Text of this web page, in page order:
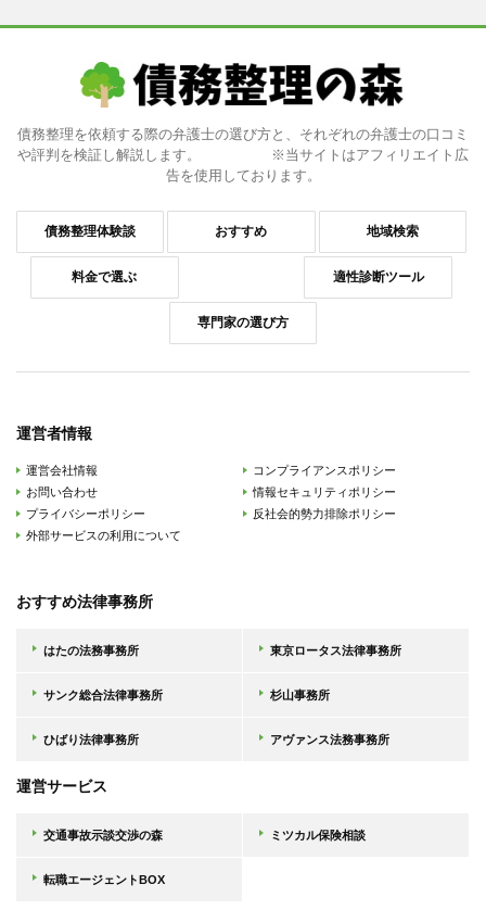
債務整理を依頼する際の弁護士の選び方と、それぞれの弁護士の口コミ
や評判を検証し解説します。 ※当サイトはアフィリエイト広
告を使用しております。
債務整理体験談 おすすめ 地域検索
料金で選ぶ 適性診断ツール
専門家の選び方
運営者情報
運営会社情報
お問い合わせ
プライバシーポリシー
外部サービスの利用について
コンプライアンスポリシー
情報セキュリティポリシー
反社会的勢力排除ポリシー
おすすめ法律事務所
はたの法務事務所 東京ロータス法律事務所
サンク総合法律事務所 杉山事務所
ひばり法律事務所 アヴァンス法務事務所
運営サービス
交通事故示談交渉の森 ミツカル保険相談
転職エージェントBOX